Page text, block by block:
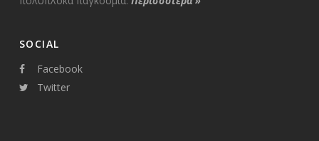
SOCIAL
Facebook
Twitter